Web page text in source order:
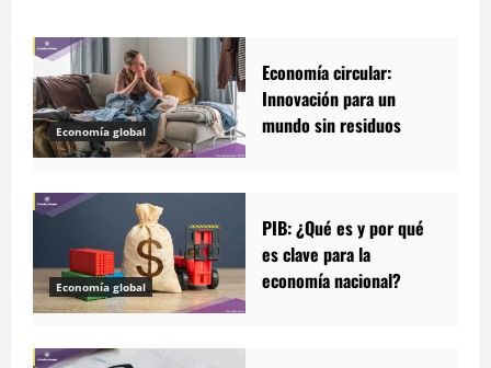
Economía global
Economía circular:
Innovación para un
mundo sin residuos
Economía global
PIB: ¿Qué es y por qué
es clave para la
economía nacional?